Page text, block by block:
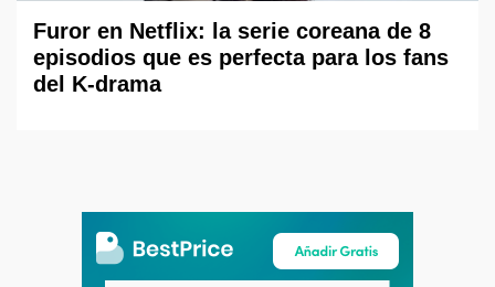
Furor en Netflix: la serie coreana de 8
episodios que es perfecta para los fans
del K-drama